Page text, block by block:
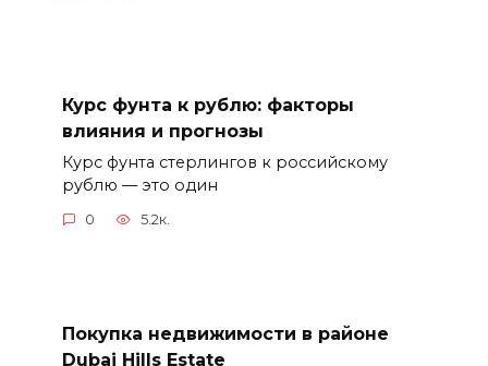
Курс фунта к рублю: факторы
влияния и прогнозы
Курс фунта стерлингов к российскому
рублю — это один
0 5.2к.
Покупка недвижимости в районе
Dubai Hills Estate